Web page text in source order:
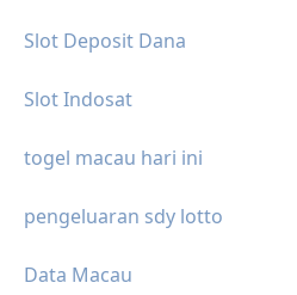
Slot Deposit Dana
Slot Indosat
togel macau hari ini
pengeluaran sdy lotto
Data Macau